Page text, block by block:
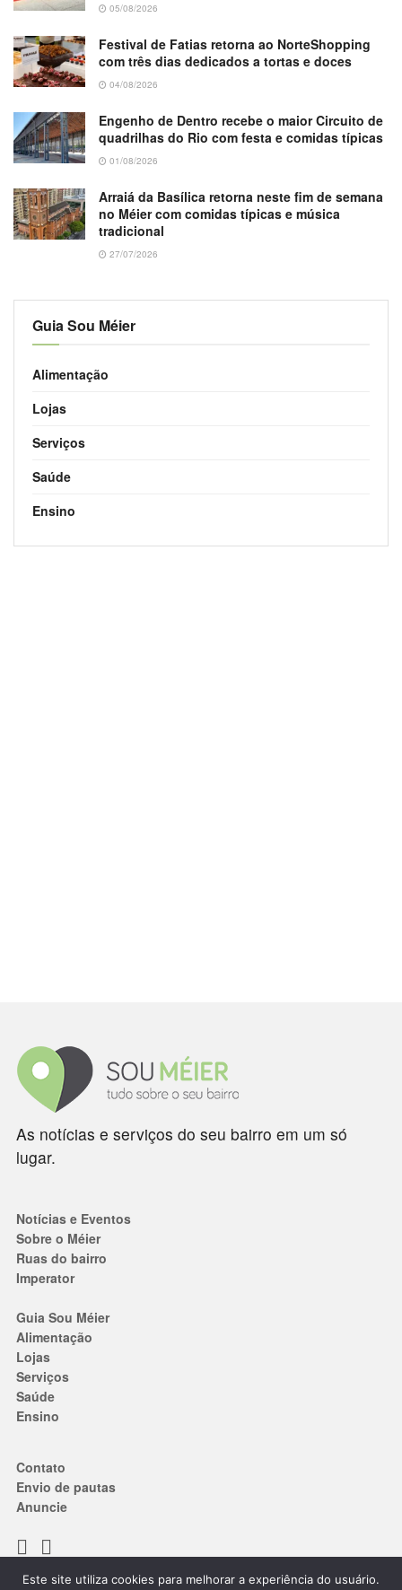
05/08/2026
Festival de Fatias retorna ao NorteShopping
com três dias dedicados a tortas e doces
04/08/2026
Engenho de Dentro recebe o maior Circuito de
quadrilhas do Rio com festa e comidas típicas
01/08/2026
Arraiá da Basílica retorna neste fim de semana
no Méier com comidas típicas e música
tradicional
27/07/2026
Guia Sou Méier
Alimentação
Lojas
Serviços
Saúde
Ensino
As notícias e serviços do seu bairro em um só
lugar.
Notícias e Eventos
Sobre o Méier
Ruas do bairro
Imperator
Guia Sou Méier
Alimentação
Lojas
Serviços
Saúde
Ensino
Contato
Envio de pautas
Anuncie
Este site utiliza cookies para melhorar a experiência do usuário.